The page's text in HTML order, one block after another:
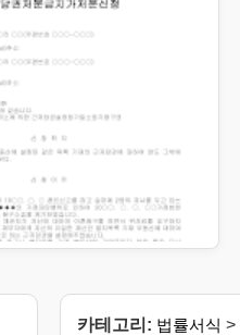
카테고리: 법률서식 >